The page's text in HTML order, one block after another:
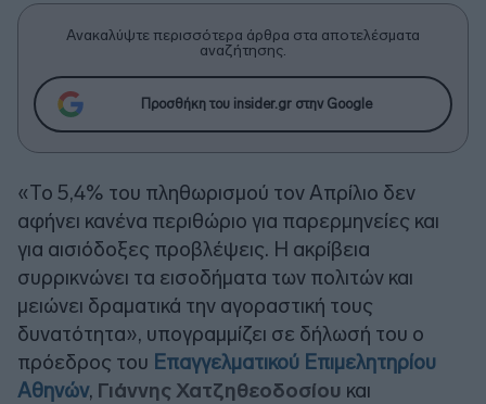
Ανακαλύψτε περισσότερα άρθρα στα αποτελέσματα
αναζήτησης.
Προσθήκη του insider.gr στην Google
«Το 5,4% του πληθωρισμού τον Απρίλιο δεν
αφήνει κανένα περιθώριο για παρερμηνείες και
για αισιόδοξες προβλέψεις. Η ακρίβεια
συρρικνώνει τα εισοδήματα των πολιτών και
μειώνει δραματικά την αγοραστική τους
δυνατότητα», υπογραμμίζει σε δήλωσή του ο
πρόεδρος του Επαγγελματικού Επιμελητηρίου
Αθηνών, Γιάννης Χατζηθεοδοσίου και